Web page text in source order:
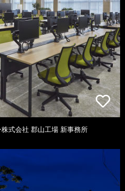
式会社 郡山工場 新事務所